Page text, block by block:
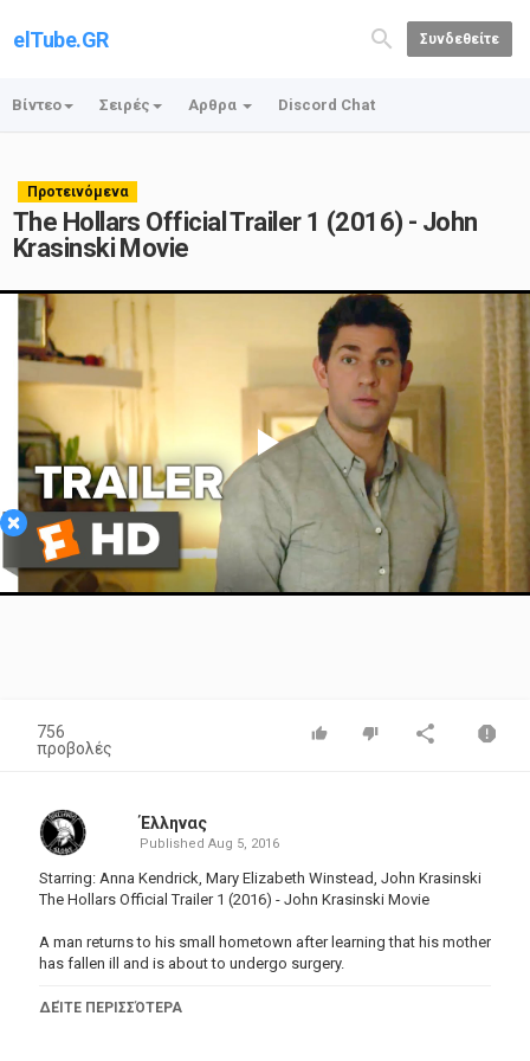
elTube.GR Συνδεθείτε
Βίντεο Σειρές Αρθρα Discord Chat
Προτεινόμενα
The Hollars Official Trailer 1 (2016) - John
Krasinski Movie
×
Play
Video
756
προβολές
Έλληνας
Published Aug 5, 2016
Starring: Anna Kendrick, Mary Elizabeth Winstead, John Krasinski
The Hollars Official Trailer 1 (2016) - John Krasinski Movie
A man returns to his small hometown after learning that his mother
has fallen ill and is about to undergo surgery.
Subscribe to TRAILERS:
ΔΕΊΤΕ ΠΕΡΙΣΣΌΤΕΡΑ